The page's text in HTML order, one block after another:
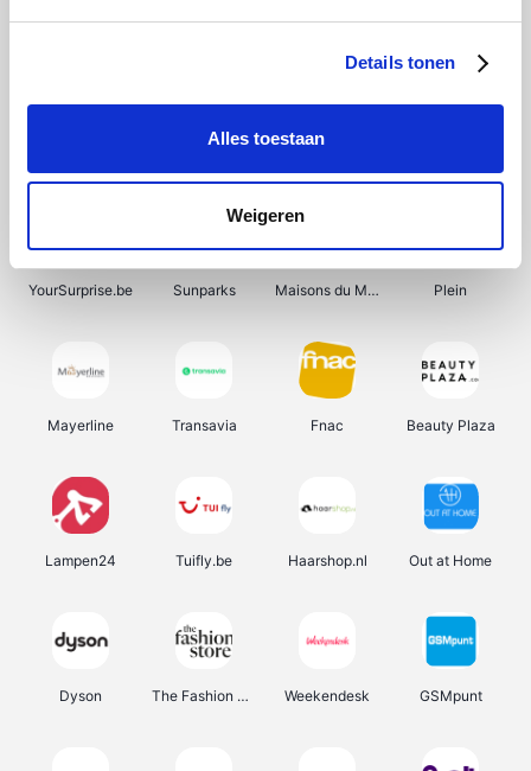
Details tonen
Alles toestaan
Weigeren
Shein Bergfreunde Pazzox Smartwatchbanden
YourSurprise.be Sunparks Maisons du Monde Plein
Mayerline Transavia Fnac Beauty Plaza
Lampen24 Tuifly.be Haarshop.nl Out at Home
Dyson The Fashion Store Weekendesk GSMpunt